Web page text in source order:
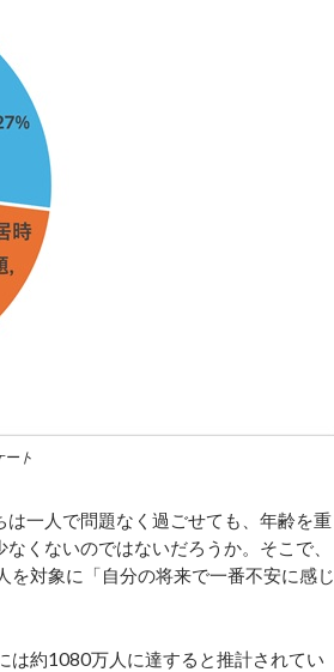
ト
一人で問題なく過ごせても、年齢を重
くないのではないだろうか。そこで、
対象に「自分の将来で一番不安に感じ
約1080万人に達すると推計されてい